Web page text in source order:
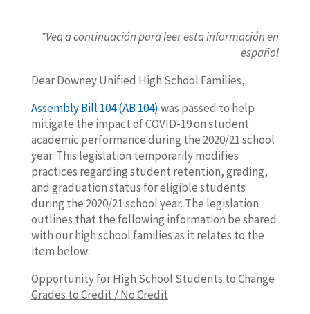
*Vea a continuación para leer esta información en
español
Dear Downey Unified High School Families,
Assembly Bill 104 (AB 104) was passed to help
mitigate the impact of COVID-19 on student
academic performance during the 2020/21 school
year. This legislation temporarily modifies
practices regarding student retention, grading,
and graduation status for eligible students
during the 2020/21 school year. The legislation
outlines that the following information be shared
with our high school families as it relates to the
item below:
Opportunity for High School Students to Change
Grades to Credit / No Credit